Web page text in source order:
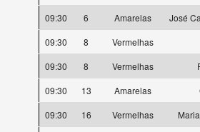
09:30
6 Amarelas
José
09:30
8 Vermelhas
09:30
8 Vermelhas
09:30
13 Amarelas
09:30
16 Vermelhas